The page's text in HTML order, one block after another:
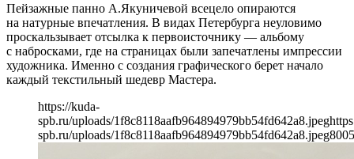
Пейзажные панно А.Якуничевой всецело опираются
на натурные впечатления. В видах Петербурга неуловимо
проскальзывает отсылка к первоисточнику — альбому
с набросками, где на страницах были запечатлены импрессии
художника. Именно с создания графического берет начало
каждый текстильный шедевр Мастера.
https://kuda-
spb.ru/uploads/1f8c8118aafb964894979bb54fd642a8.jpeg
spb.ru/uploads/1f8c8118aafb964894979bb54fd642a8.jpeg800